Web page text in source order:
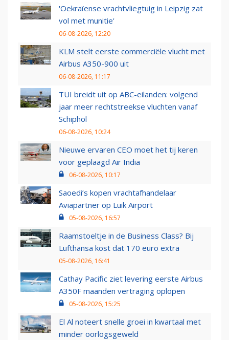
'Oekraïense vrachtvliegtuig in Leipzig zat
vol met munitie'
06-08-2026, 12:20
KLM stelt eerste commerciële vlucht met
Airbus A350-900 uit
06-08-2026, 11:17
TUI breidt uit op ABC-eilanden: volgend
jaar meer rechtstreekse vluchten vanaf
Schiphol
06-08-2026, 10:24
Nieuwe ervaren CEO moet het tij keren
voor geplaagd Air India
06-08-2026, 10:17
Saoedi’s kopen vrachtafhandelaar
Aviapartner op Luik Airport
05-08-2026, 16:57
Raamstoeltje in de Business Class? Bij
Lufthansa kost dat 170 euro extra
05-08-2026, 16:41
Cathay Pacific ziet levering eerste Airbus
A350F maanden vertraging oplopen
05-08-2026, 15:25
El Al noteert snelle groei in kwartaal met
minder oorlogsgeweld